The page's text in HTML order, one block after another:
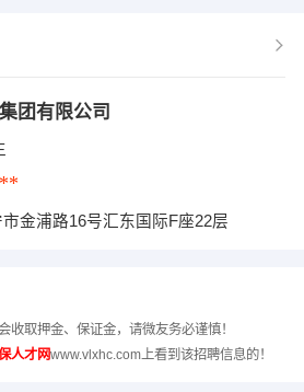
团有限公司
金浦路16号汇东国际F座22层
收取押金、保证金，请微友务必谨慎！
人才网www.vlxhc.com上看到该招聘信息的！